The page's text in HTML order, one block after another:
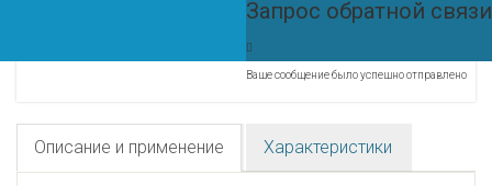
Запрос обратной связи
Ваше сообщение было успешно отправлено
Описание и применение Характеристики